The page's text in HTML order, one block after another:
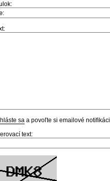
sa a povoľte si emailové
text: